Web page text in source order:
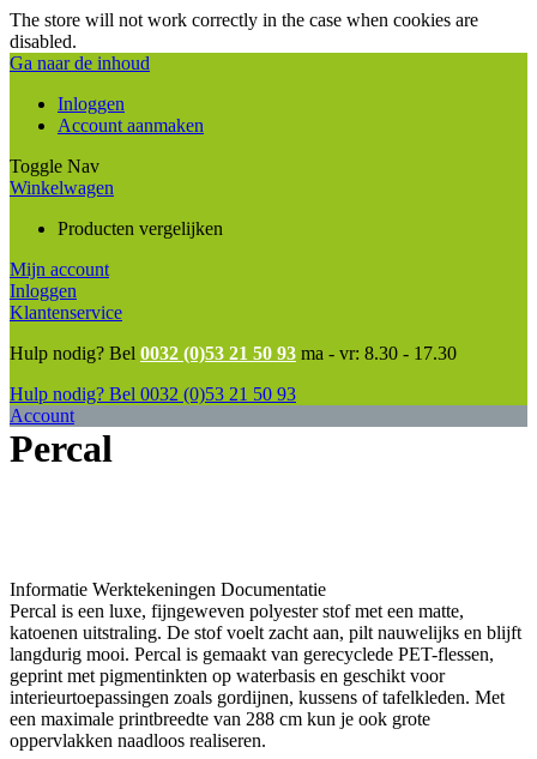
The store will not work correctly in the case when cookies are
disabled.
Ga naar de inhoud
Inloggen
Account aanmaken
Toggle Nav
Winkelwagen
Producten vergelijken
Mijn account
Inloggen
Klantenservice
Hulp nodig? Bel 0032 (0)53 21 50 93 ma - vr: 8.30 - 17.30
Hulp nodig? Bel 0032 (0)53 21 50 93
Account
Percal
Informatie Werktekeningen Documentatie
Percal is een luxe, fijngeweven polyester stof met een matte,
katoenen uitstraling. De stof voelt zacht aan, pilt nauwelijks en blijft
langdurig mooi. Percal is gemaakt van gerecyclede PET-flessen,
geprint met pigmentinkten op waterbasis en geschikt voor
interieurtoepassingen zoals gordijnen, kussens of tafelkleden. Met
een maximale printbreedte van 288 cm kun je ook grote
oppervlakken naadloos realiseren.